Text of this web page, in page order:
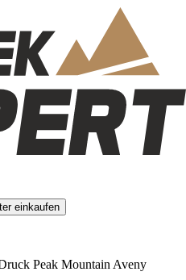
einkaufen
Peak Mountain Aveny